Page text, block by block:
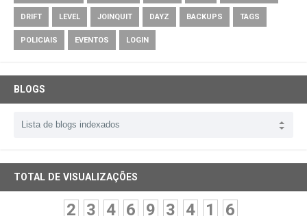
DRIFT LEVEL JOINQUIT DAYZ BACKUPS TAGS
POLICIAIS EVENTOS LOGIN
BLOGS
TOTAL DE VISUALIZAÇÕES
2 3 4 6 9 3 4 1 6